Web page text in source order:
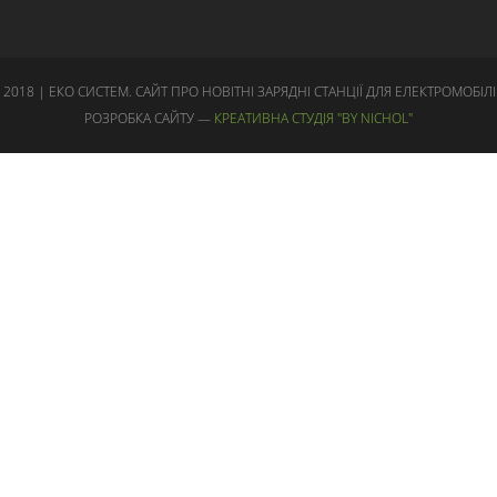
| ЕКО СИСТЕМ. САЙТ ПРО НОВІТНІ ЗАРЯДНІ СТАНЦІЇ ДЛЯ
РОЗРОБКА САЙТУ — КРЕАТИВНА СТУДІЯ "BY NICHOL"